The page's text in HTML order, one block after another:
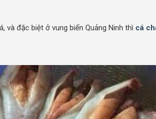
và đặc biệt ở vung biển Quảng Ninh thì cá